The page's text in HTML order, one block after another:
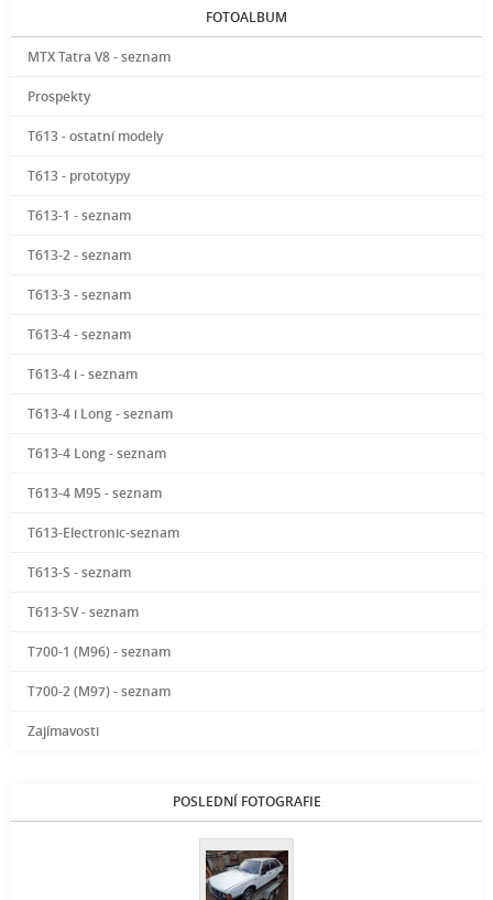
FOTOALBUM
MTX Tatra V8 - seznam
Prospekty
T613 - ostatní modely
T613 - prototypy
T613-1 - seznam
T613-2 - seznam
T613-3 - seznam
T613-4 - seznam
T613-4 i - seznam
T613-4 i Long - seznam
T613-4 Long - seznam
T613-4 M95 - seznam
T613-Electronic-seznam
T613-S - seznam
T613-SV - seznam
T700-1 (M96) - seznam
T700-2 (M97) - seznam
Zajímavosti
POSLEDNÍ FOTOGRAFIE